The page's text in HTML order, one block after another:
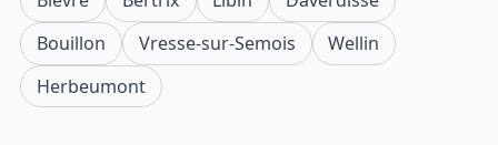
Bouillon
Vresse-sur-Semois
Wellin
Herbeumont